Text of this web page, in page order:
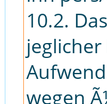
10.2.
wegen